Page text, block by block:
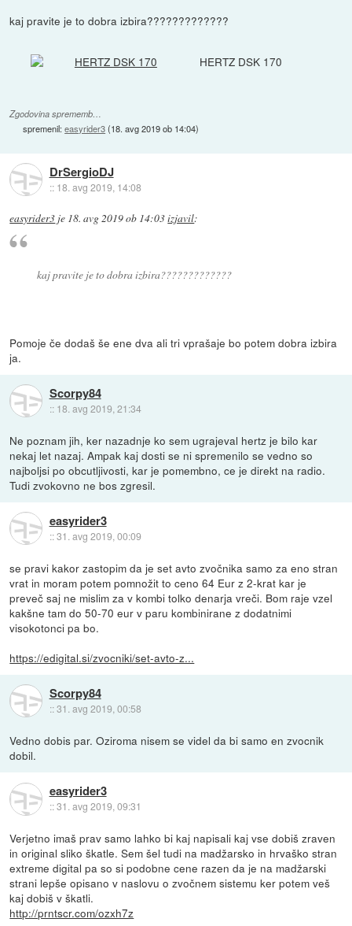
kaj pravite je to dobra izbira?????????????
HERTZ DSK 170
Zgodovina sprememb…
spremenil:easyrider3(18. avg 2019 ob 14:04)
DrSergioDJ
:: 18. avg 2019, 14:08
easyrider3 je 18. avg 2019 ob 14:03izjavil:
kaj pravite je to dobra izbira?????????????
Pomoje če dodaš še ene dva ali tri vprašaje bo potem dobra izbira
ja.
Scorpy84
:: 18. avg 2019, 21:34
Ne poznam jih, ker nazadnje ko sem ugrajeval hertz je bilo kar
nekaj let nazaj. Ampak kaj dosti se ni spremenilo se vedno so
najboljsi po obcutljivosti, kar je pomembno, ce je direkt na radio.
Tudi zvokovno ne bos zgresil.
easyrider3
::31. avg 2019, 00:09
se pravi kakor zastopim da je set avto zvočnika samo za eno stran
vrat in moram potem pomnožit to ceno 64 Eur z 2-krat kar je
preveč saj ne mislim za v kombi tolko denarja vreči. Bom raje vzel
kakšne tam do 50-70 eur v paru kombinirane z dodatnimi
visokotonci pa bo.
https://edigital.si/zvocniki/set-avto-z...
Scorpy84
::31. avg 2019, 00:58
Vedno dobis par. Oziroma nisem se videl da bi samo en zvocnik
dobil.
easyrider3
::31. avg 2019, 09:31
Verjetno imaš prav samo lahko bi kaj napisali kaj vse dobiš zraven
in original sliko škatle. Sem šel tudi na madžarsko in hrvaško stran
extreme digital pa so si podobne cene razen da je na madžarski
strani lepše opisano v naslovu o zvočnem sistemu ker potem veš
kaj dobiš v škatli.
http://prntscr.com/ozxh7z